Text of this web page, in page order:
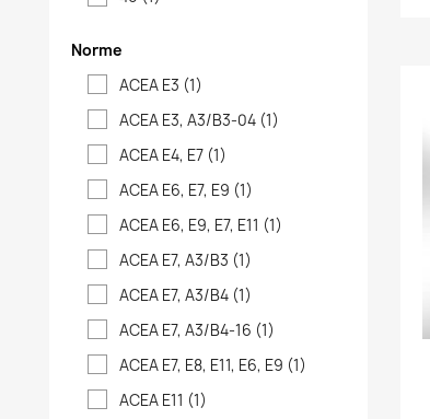
Norme
ACEA E3 (1)
ACEA E3, A3/B3-04 (1)
ACEA E4, E7 (1)
ACEA E6, E7, E9 (1)
ACEA E6, E9, E7, E11 (1)
ACEA E7, A3/B3 (1)
ACEA E7, A3/B4 (1)
ACEA E7, A3/B4-16 (1)
ACEA E7, E8, E11, E6, E9 (1)
ACEA E11 (1)